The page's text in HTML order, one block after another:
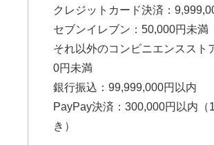
クレジットカード決済：
セブンイレブン：50,000円未満
それ以外のコンビニエンススト
0円未満
銀行振込：99,999,000円以内
PayPay決済：300,000円以内（
き）